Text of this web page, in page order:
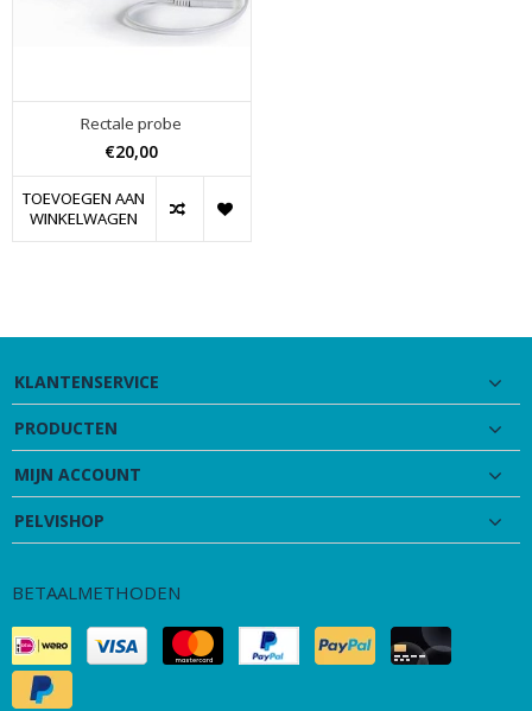
Rectale probe
€20,00
TOEVOEGEN AAN
WINKELWAGEN
KLANTENSERVICE
PRODUCTEN
MIJN ACCOUNT
PELVISHOP
BETAALMETHODEN